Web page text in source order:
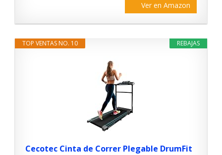
Ver en Amazon
REBAJAS
TOP VENTAS NO. 10
Cecotec Cinta de Correr Plegable DrumFit